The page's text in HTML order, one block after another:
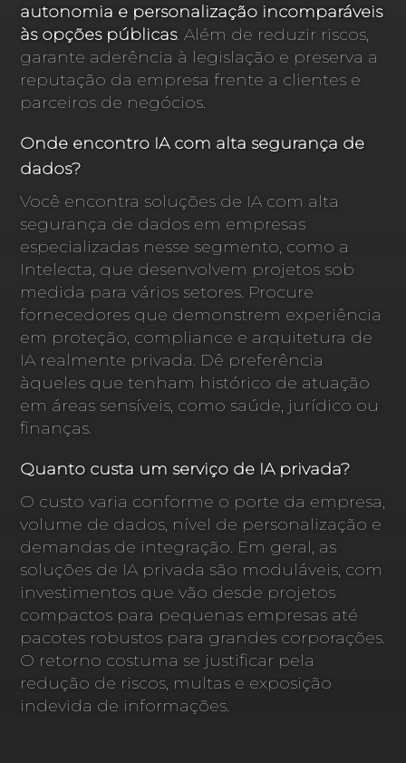
autonomia e personalização incomparáveis
às opções públicas. Além de reduzir riscos,
garante aderência à legislação e preserva a
reputação da empresa frente a clientes e
parceiros de negócios.
Onde encontro IA com alta segurança de
dados?
Você encontra soluções de IA com alta
segurança de dados em empresas
especializadas nesse segmento, como a
Intelecta, que desenvolvem projetos sob
medida para vários setores. Procure
fornecedores que demonstrem experiência
em proteção, compliance e arquitetura de
IA realmente privada. Dê preferência
àqueles que tenham histórico de atuação
em áreas sensíveis, como saúde, jurídico ou
finanças.
Quanto custa um serviço de IA privada?
O custo varia conforme o porte da empresa,
volume de dados, nível de personalização e
demandas de integração. Em geral, as
soluções de IA privada são moduláveis, com
investimentos que vão desde projetos
compactos para pequenas empresas até
pacotes robustos para grandes corporações.
O retorno costuma se justificar pela
redução de riscos, multas e exposição
indevida de informações.